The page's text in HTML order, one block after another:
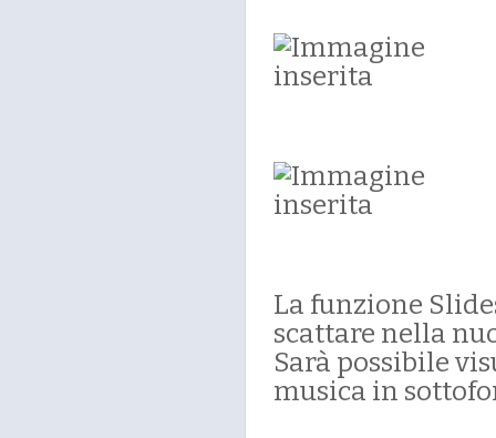
La funzione
scattare nella
Sarà possibile
musica in